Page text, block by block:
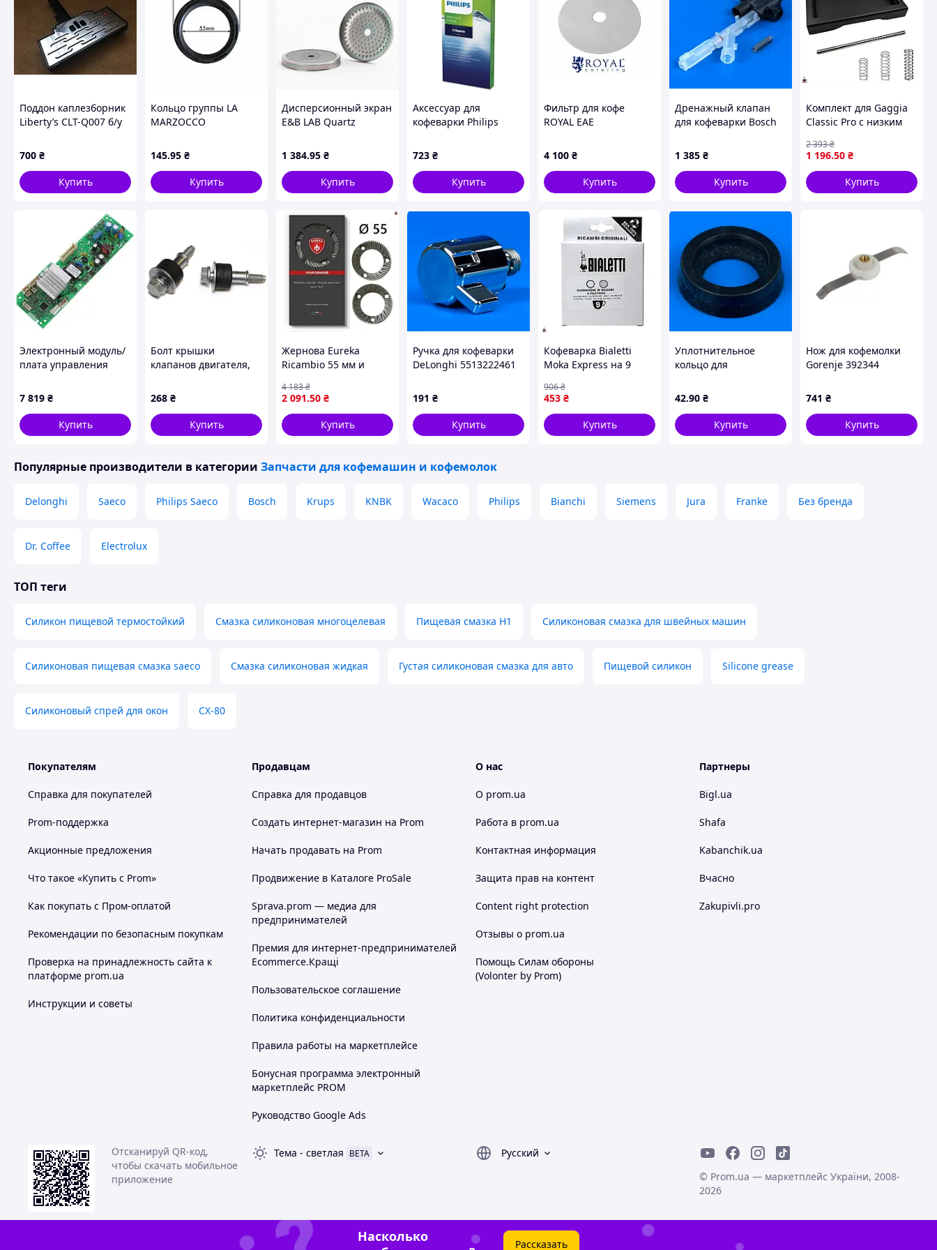
продуктами. Смазка для кофемашин СХ80 получила все необходимые сертификаты и может использоваться
во всех кофемашинах под давлением. Используя смазку для кофемашин CX80, вы можете быть уверены в ее
долговечности и безопасности. Смазка для кофемашины полностью безопасна для всех резиновых и
пластиковых деталей.
Поддон каплезборник
Liberty’s CLT-Q007 б/у
700 ₴
Купить
Кольцо группы LA
MARZOCCO
145.95 ₴
Купить
Дисперсионный экран
E&B LAB Quartz
Душ
1 384.95 ₴
Купить
Аксессуар для
кофеварки Philips
723 ₴
Купить
Фильтр для кофе
ROYAL EAE
4 100 ₴
Купить
Дренажный клапан
для кофеварки Bosch
1 385 ₴
Купить
Комплект для Gaggia
Classic Pro с низким
трубкой и пружинами
для идеального кофе
1 196.50 ₴
2 393₴
Купить
Электронный модуль/
плата управления
электрокофеварке
Whirlpool ,
482000000713
7 819 ₴
Купить
Болт крышки
клапанов двигателя,
268 ₴
Купить
Жернова Eureka
Ricambio 55 мм и
Filtro Pro для
кофемолки для
идеального помола
2 091.50 ₴
4 183₴
Купить
Ручка для кофеварки
DeLonghi 5513222461
191 ₴
Купить
Кофеварка Bialetti
Moka Express на 9
уплотнителей и
фильтров для
идеального кофе
453 ₴
906₴
Купить
Уплотнительное
кольцо для
кофеварки Philips
Saeco 145842900
(NM05.013)
42.90 ₴
Купить
Нож для кофемолки
Gorenje 392344
741 ₴
Купить
Популярные производители в категории Запчасти для кофемашин и кофемолок
Delonghi Saeco Philips Saeco Bosch Krups KNBK Wacaco Philips Bianchi Siemens Jura Franke Без бренда
Dr. Coffee Electrolux
ТОП теги
Силикон пищевой термостойкий Смазка силиконовая многоцелевая Пищевая смазка H1 Силиконовая смазка для швейных машин
Силиконовая пищевая смазка saeco Смазка силиконовая жидкая Густая силиконовая смазка для авто Пищевой силикон Silicone grease
Силиконовый спрей для окон CX-80
Покупателям
Справка для покупателей
Prom-поддержка
Акционные предложения
Что такое «Купить с Prom»
Как покупать с Пром-оплатой
Рекомендации по безопасным покупкам
Проверка на принадлежность сайта к
платформе prom.ua
Инструкции и советы
Продавцам
Справка для продавцов
Создать интернет-магазин на Prom
Начать продавать на Prom
Продвижение в Каталоге ProSale
Sprava.prom — медиа для
предпринимателей
Премия для интернет-предпринимателей
Ecommerce.Кращі
Пользовательское соглашение
Политика конфиденциальности
Правила работы на маркетплейсе
Бонусная программа электронный
маркетплейс PROM
Руководство Google Ads
О нас
О prom.ua
Работа в prom.ua
Контактная информация
Защита прав на контент
Content right protection
Отзывы о prom.ua
Помощь Силам обороны
(Volonter by Prom)
Партнеры
Bigl.ua
Shafa
Kabanchik.ua
Вчасно
Zakupivli.pro
Отсканируй QR-код,
чтобы скачать мобильное
приложение
Тема - светлая BETA
Русский
© Prom.ua — маркетплейс України, 2008-
2026
Насколько
Рассказать